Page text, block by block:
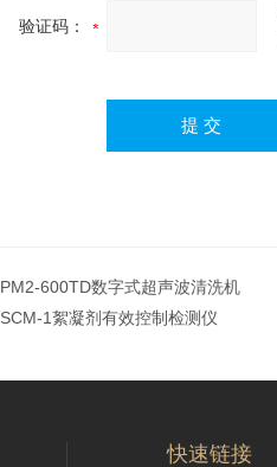
验证码：
PM2-600TD数字式超声波清洗机
SCM-1絮凝剂有效控制检测仪
快速链接